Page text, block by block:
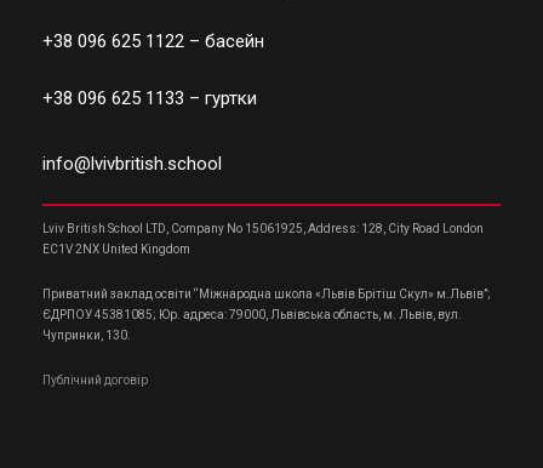
+38 096 625 1122 – басейн
+38 096 625 1133 – гуртки
info@lvivbritish.school
Lviv British School LTD, Company No 15061925, Address: 128, City Road London
EC1V 2NX United Kingdom
Приватний заклад освіти “Міжнародна школа «Львів Брітіш Скул» м.Львів”;
ЄДРПОУ 45381085; Юр. адреса: 79000, Львівська область, м. Львів, вул.
Чупринки, 130.
Публічний договір